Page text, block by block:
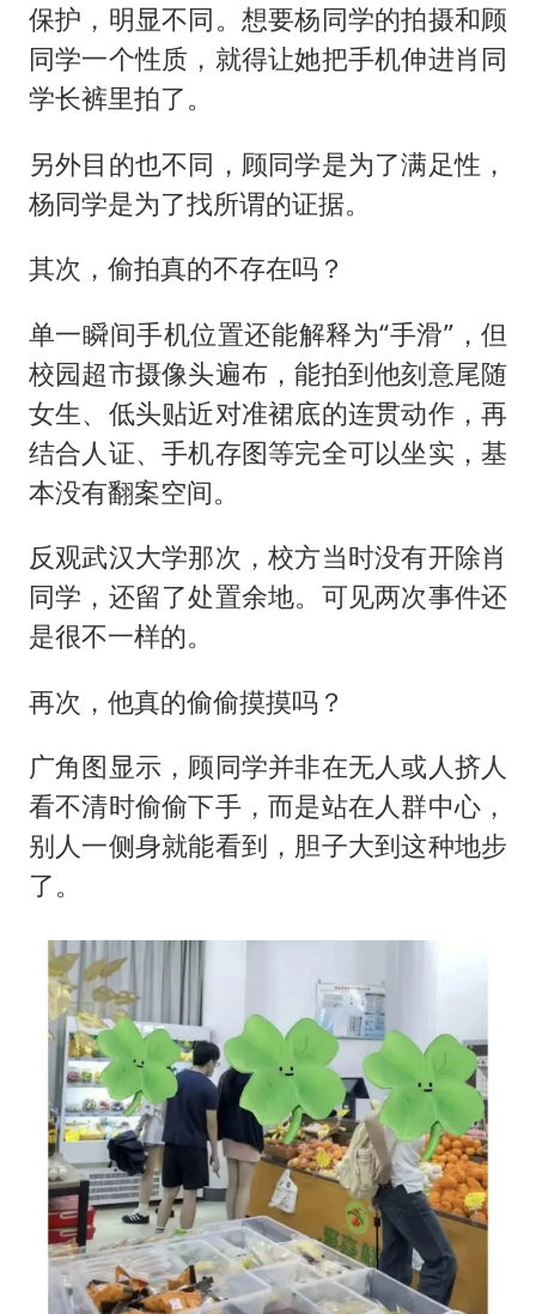
保护，明显不同。想要杨同学的拍摄和顾
同学一个性质，就得让她把手机伸进肖同
学长裤里拍了。
另外目的也不同，顾同学是为了满足性，
杨同学是为了找所谓的证据。
其次，偷拍真的不存在吗？
单一瞬间手机位置还能解释为“手滑”，但
校园超市摄像头遍布，能拍到他刻意尾随
女生、低头贴近对准裙底的连贯动作，再
结合人证、手机存图等完全可以坐实，基
本没有翻案空间。
反观武汉大学那次，校方当时没有开除肖
同学，还留了处置余地。可见两次事件还
是很不一样的。
再次，他真的偷偷摸摸吗？
广角图显示，顾同学并非在无人或人挤人
看不清时偷偷下手，而是站在人群中心，
别人一侧身就能看到，胆子大到这种地步
了。